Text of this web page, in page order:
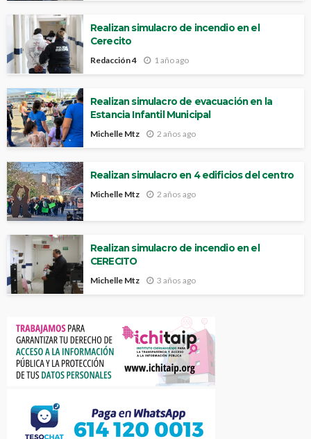
Realizan simulacro de incendio en el
Cerecito
Redacción 4 1 año ago
Realizan simulacro de evacuación en la
Estancia Infantil Municipal
Michelle Mtz 2 años ago
Realizan simulacro en 4 edificios del centro
Michelle Mtz 2 años ago
Realizan simulacro de incendio en el
CERECITO
Michelle Mtz 3 años ago